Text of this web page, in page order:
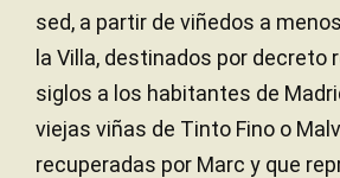
sed, a partir de viñedos a
la Villa, destinados por decreto
siglos a los habitantes de
viejas viñas de Tinto Fino o
recuperadas por Marc y que